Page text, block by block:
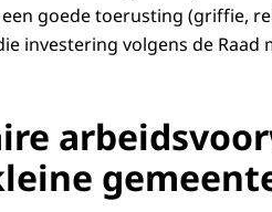
goede toerusting (griffie,
investering volgens de Raad